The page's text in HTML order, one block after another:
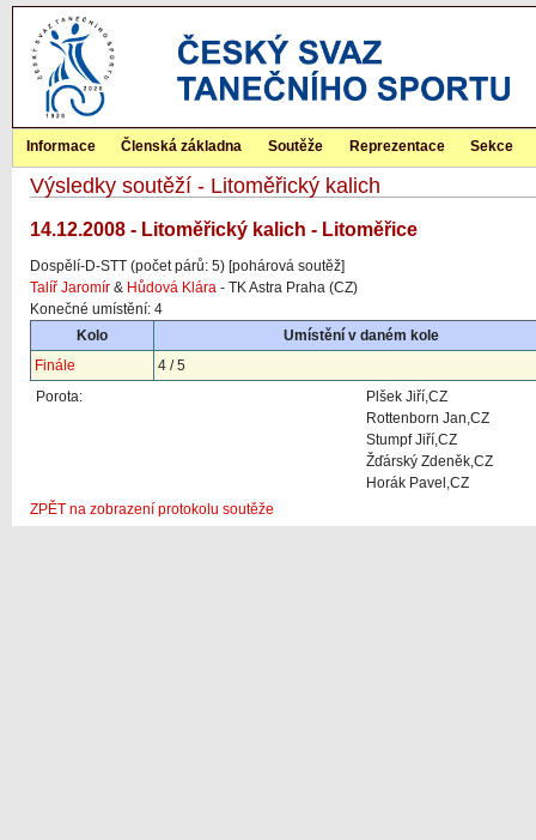
Informace Členská základna Soutěže Reprezentace Sekce
Výsledky soutěží - Litoměřický kalich
14.12.2008 - Litoměřický kalich - Litoměřice
Dospělí-D-STT (počet párů: 5) [pohárová soutěž]
Talíř Jaromír & Hůdová Klára - TK Astra Praha (CZ)
Konečné umístění: 4
Kolo
Umístění v daném kole
Finále
4 / 5
Porota:
Plšek Jiří,CZ
Rottenborn Jan,CZ
Stumpf Jiří,CZ
Žďárský Zdeněk,CZ
Horák Pavel,CZ
ZPĚT na zobrazení protokolu soutěže